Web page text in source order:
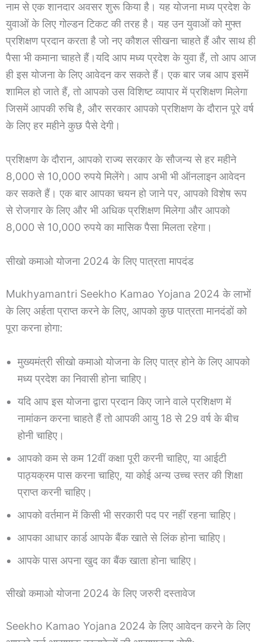
नाम से एक शानदार अवसर शुरू किया है। यह योजना मध्य प्रदेश के
युवाओं के लिए गोल्डन टिकट की तरह है। यह उन युवाओं को मुफ्त
प्रशिक्षण प्रदान करता है जो नए कौशल सीखना चाहते हैं और साथ ही
पैसा भी कमाना चाहते हैं।यदि आप मध्य प्रदेश के युवा हैं, तो आप आज
ही इस योजना के लिए आवेदन कर सकते हैं। एक बार जब आप इसमें
शामिल हो जाते हैं, तो आपको उस विशिष्ट व्यापार में प्रशिक्षण मिलेगा
जिसमें आपकी रुचि है, और सरकार आपको प्रशिक्षण के दौरान पूरे वर्ष
के लिए हर महीने कुछ पैसे देगी।
प्रशिक्षण के दौरान, आपको राज्य सरकार के सौजन्य से हर महीने
8,000 से 10,000 रुपये मिलेंगे। आप अभी भी ऑनलाइन आवेदन
कर सकते हैं। एक बार आपका चयन हो जाने पर, आपको विशेष रूप
से रोजगार के लिए और भी अधिक प्रशिक्षण मिलेगा और आपको
8,000 से 10,000 रुपये का मासिक पैसा मिलता रहेगा।
सीखो कमाओ योजना 2024 के लिए पात्रता मापदंड
Mukhyamantri Seekho Kamao Yojana 2024 के लाभों
के लिए अर्हता प्राप्त करने के लिए, आपको कुछ पात्रता मानदंडों को
पूरा करना होगा:
मुख्यमंत्री सीखो कमाओ योजना के लिए पात्र होने के लिए आपको
मध्य प्रदेश का निवासी होना चाहिए।
यदि आप इस योजना द्वारा प्रदान किए जाने वाले प्रशिक्षण में
नामांकन करना चाहते हैं तो आपकी आयु 18 से 29 वर्ष के बीच
होनी चाहिए।
आपको कम से कम 12वीं कक्षा पूरी करनी चाहिए, या आईटी
पाठ्यक्रम पास करना चाहिए, या कोई अन्य उच्च स्तर की शिक्षा
प्राप्त करनी चाहिए।
आपको वर्तमान में किसी भी सरकारी पद पर नहीं रहना चाहिए।
आपका आधार कार्ड आपके बैंक खाते से लिंक होना चाहिए।
आपके पास अपना खुद का बैंक खाता होना चाहिए।
सीखो कमाओ योजना 2024 के लिए जरुरी दस्तावेज
Seekho Kamao Yojana 2024 के लिए आवेदन करने के लिए